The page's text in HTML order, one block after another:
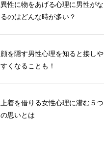
異性に物をあげる心理に男性がな
るのはどんな時が多い？
顔を隠す男性心理を知ると接しや
すくなることも！
上着を借りる女性心理に潜む５つ
の思いとは